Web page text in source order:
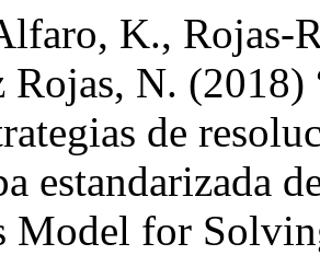
K., Rojas-
Rojas, N.
de
estandarizada
Model for